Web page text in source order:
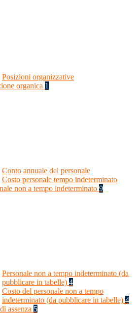
Posizioni organizzative
organica 1
Conto annuale del personale
Costo personale tempo indeterminato
non a tempo indeterminato 9
Personale non a tempo indeterminato (da
pubblicare in tabelle) 4
Costo del personale non a tempo
indeterminato (da pubblicare in tabelle) 4
assenza 5